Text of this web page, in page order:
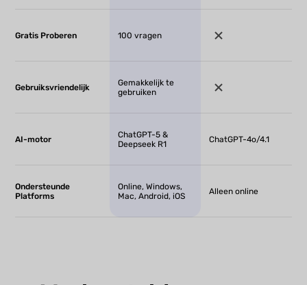
Gratis Proberen 100 vragen
Gebruiksvriendelijk
Gemakkelijk te
gebruiken
AI-motor
ChatGPT-5 &
Deepseek R1
ChatGPT-4o/4.1
Ondersteunde
Platforms
Online, Windows,
Mac, Android, iOS
Alleen online